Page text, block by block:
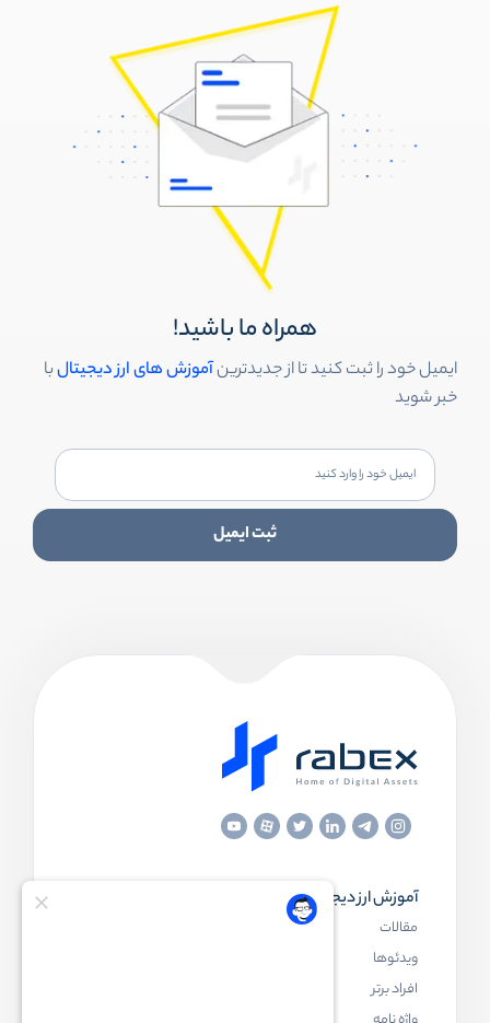
همراه ما باشید!
ایمیل خود را ثبت کنید تا از جدیدترینآموزش های ارز دیجیتالبا
خبر شوید
ثبت ایمیل
آموزش ارز دیجیتال
مقالات
ویدئوها
افراد برتر